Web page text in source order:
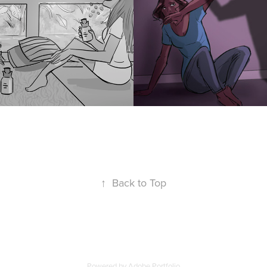
2018
↑ Back to Top